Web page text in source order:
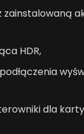
zainstalowaną
HDR,
dla